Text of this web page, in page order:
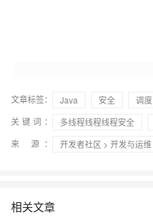
文章标签： Java 安全 调度
关键词：
多线程线程线程安全
来 源：
开发者社区 > 开发与运维
相关文章